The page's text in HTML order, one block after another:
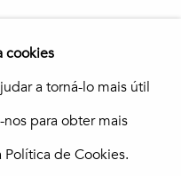
Fine Photo Art
cookies
a torná-lo mais útil
para obter mais
Política de Cookies.